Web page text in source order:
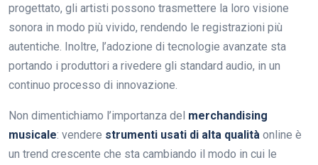
progettato, gli artisti possono trasmettere la loro visione
sonora in modo più vivido, rendendo le registrazioni più
autentiche. Inoltre, l’adozione di tecnologie avanzate sta
portando i produttori a rivedere gli standard audio, in un
continuo processo di innovazione.
Non dimentichiamo l’importanza del merchandising
musicale: vendere strumenti usati di alta qualità online è
un trend crescente che sta cambiando il modo in cui le